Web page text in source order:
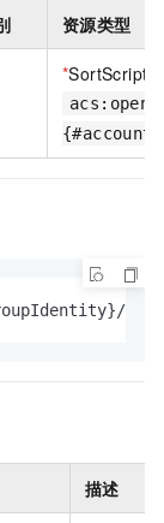
资源类型
*SortScript
描述